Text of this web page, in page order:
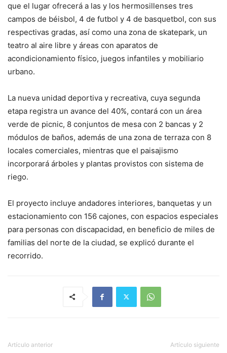
que el lugar ofrecerá a las y los hermosillenses tres
campos de béisbol, 4 de futbol y 4 de basquetbol, con sus
respectivas gradas, así como una zona de skatepark, un
teatro al aire libre y áreas con aparatos de
acondicionamiento físico, juegos infantiles y mobiliario
urbano.
La nueva unidad deportiva y recreativa, cuya segunda
etapa registra un avance del 40%, contará con un área
verde de picnic, 8 conjuntos de mesa con 2 bancas y 2
módulos de baños, además de una zona de terraza con 8
locales comerciales, mientras que el paisajismo
incorporará árboles y plantas provistos con sistema de
riego.
El proyecto incluye andadores interiores, banquetas y un
estacionamiento con 156 cajones, con espacios especiales
para personas con discapacidad, en beneficio de miles de
familias del norte de la ciudad, se explicó durante el
recorrido.
Artículo anterior Artículo siguiente